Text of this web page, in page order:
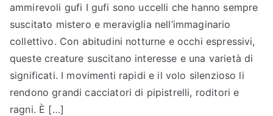
ammirevoli gufi I gufi sono uccelli che hanno sempre
suscitato mistero e meraviglia nell’immaginario
collettivo. Con abitudini notturne e occhi espressivi,
queste creature suscitano interesse e una varietà di
significati. I movimenti rapidi e il volo silenzioso li
rendono grandi cacciatori di pipistrelli, roditori e
ragni. È […]